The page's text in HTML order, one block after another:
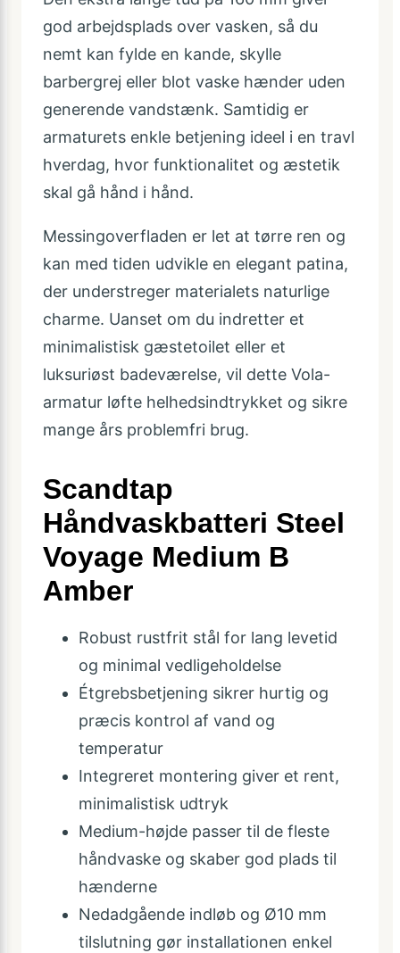
god arbejdsplads over vasken, så du
nemt kan fylde en kande, skylle
barbergrej eller blot vaske hænder uden
generende vandstænk. Samtidig er
armaturets enkle betjening ideel i en travl
hverdag, hvor funktionalitet og æstetik
skal gå hånd i hånd.
Messingoverfladen er let at tørre ren og
kan med tiden udvikle en elegant patina,
der understreger materialets naturlige
charme. Uanset om du indretter et
minimalistisk gæstetoilet eller et
luksuriøst badeværelse, vil dette Vola-
armatur løfte helhedsindtrykket og sikre
mange års problemfri brug.
Scandtap
Håndvaskbatteri Steel
Voyage Medium B
Amber
Robust rustfrit stål for lang levetid
og minimal vedligeholdelse
Étgrebsbetjening sikrer hurtig og
præcis kontrol af vand og
temperatur
Integreret montering giver et rent,
minimalistisk udtryk
Medium-højde passer til de fleste
håndvaske og skaber god plads til
hænderne
Nedadgående indløb og Ø10 mm
tilslutning gør installationen enkel